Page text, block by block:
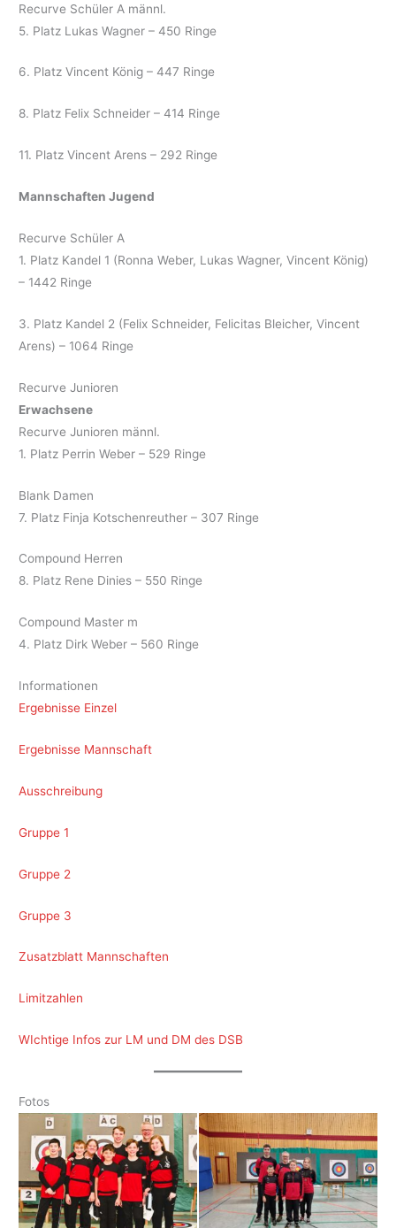
Recurve Schüler A männl.
5. Platz Lukas Wagner – 450 Ringe
6. Platz Vincent König – 447 Ringe
8. Platz Felix Schneider – 414 Ringe
11. Platz Vincent Arens – 292 Ringe
Mannschaften Jugend
Recurve Schüler A
1. Platz Kandel 1 (Ronna Weber, Lukas Wagner, Vincent König)
– 1442 Ringe
3. Platz Kandel 2 (Felix Schneider, Felicitas Bleicher, Vincent
Arens) – 1064 Ringe
Recurve Junioren
Erwachsene
Recurve Junioren männl.
1. Platz Perrin Weber – 529 Ringe
Blank Damen
7. Platz Finja Kotschenreuther – 307 Ringe
Compound Herren
8. Platz Rene Dinies – 550 Ringe
Compound Master m
4. Platz Dirk Weber – 560 Ringe
Informationen
Ergebnisse Einzel
Ergebnisse Mannschaft
Ausschreibung
Gruppe 1
Gruppe 2
Gruppe 3
Zusatzblatt Mannschaften
Limitzahlen
WIchtige Infos zur LM und DM des DSB
Fotos